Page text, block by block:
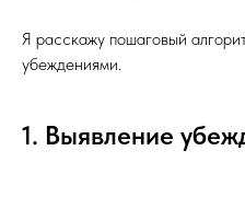
Я расскажу пошаговый
убеждениями.
1. Выявление